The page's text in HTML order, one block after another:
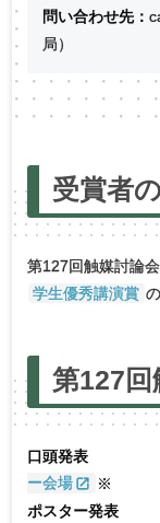
問い合わせ先：
局）
受賞者
第127回触媒討論
学生優秀講演賞
第127回
口頭発
ー会場
※
ポスター発